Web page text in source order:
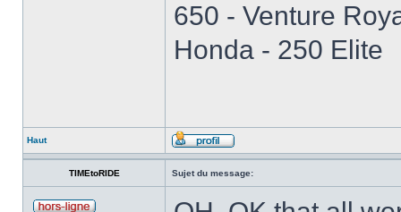
650 - Venture
Honda - 250 Elite
Haut
TIMEtoRIDE Sujet du message: